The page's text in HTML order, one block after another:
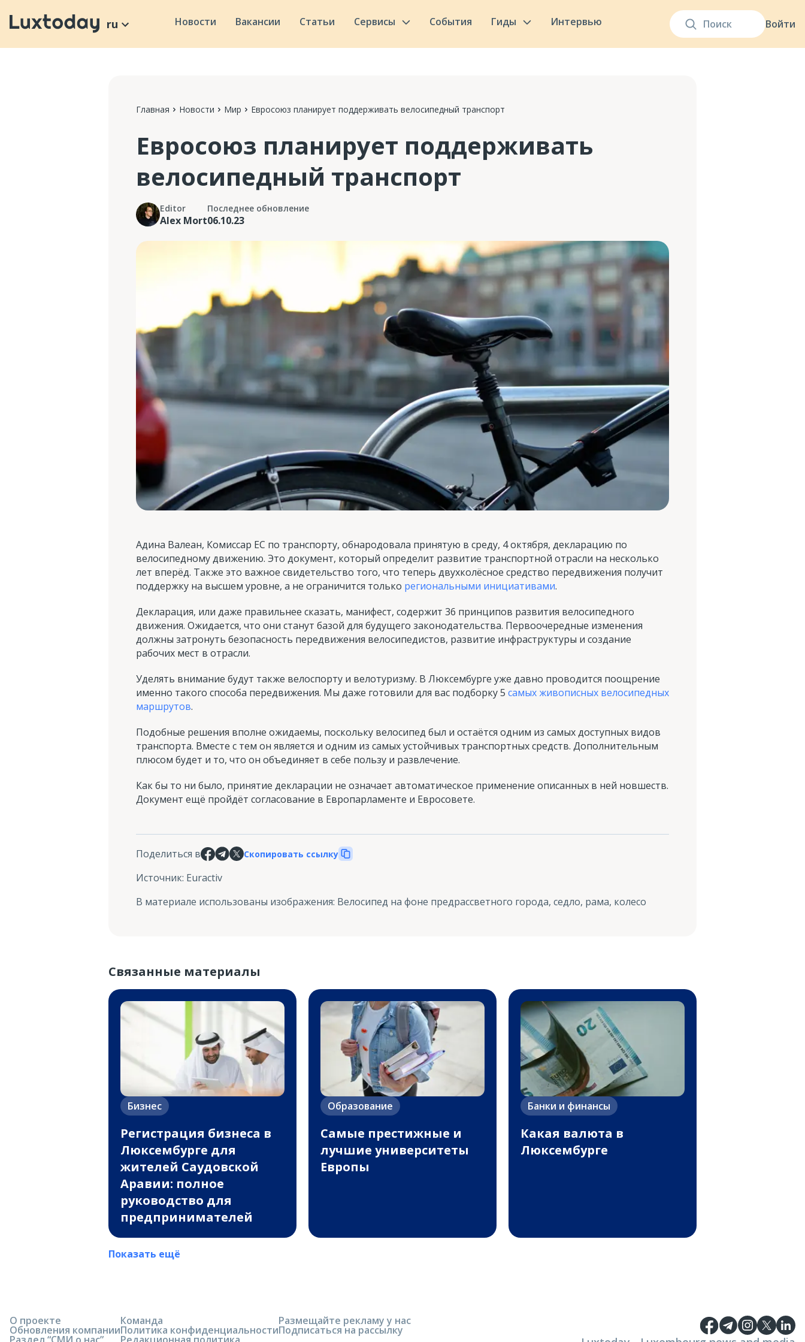
Войти
ru Новости Вакансии Статьи Сервисы События Гиды Интервью
Главная Новости Мир Евросоюз планирует поддерживать велосипедный транспорт
Евросоюз планирует поддерживать
велосипедный транспорт
Editor
Alex Mort
Последнее обновление
06.10.23
Адина Валеан, Комиссар ЕС по транспорту, обнародовала принятую в среду, 4 октября, декларацию по
велосипедному движению. Это документ, который определит развитие транспортной отрасли на несколько
лет вперёд. Также это важное свидетельство того, что теперь двухколёсное средство передвижения получит
поддержку на высшем уровне, а не ограничится только региональными инициативами.
Декларация, или даже правильнее сказать, манифест, содержит 36 принципов развития велосипедного
движения. Ожидается, что они станут базой для будущего законодательства. Первоочередные изменения
должны затронуть безопасность передвижения велосипедистов, развитие инфраструктуры и создание
рабочих мест в отрасли.
Уделять внимание будут также велоспорту и велотуризму. В Люксембурге уже давно проводится поощрение
именно такого способа передвижения. Мы даже готовили для вас подборку 5 самых живописных велосипедных
маршрутов.
Подобные решения вполне ожидаемы, поскольку велосипед был и остаётся одним из самых доступных видов
транспорта. Вместе с тем он является и одним из самых устойчивых транспортных средств. Дополнительным
плюсом будет и то, что он объединяет в себе пользу и развлечение.
Как бы то ни было, принятие декларации не означает автоматическое применение описанных в ней новшеств.
Документ ещё пройдёт согласование в Европарламенте и Евросовете.
Поделиться в Скопировать ссылку
Источник: Euractiv
В материале использованы изображения: Велосипед на фоне предрассветного города, седло, рама, колесо
Связанные материалы
Бизнес
Регистрация бизнеса в
Люксембурге для
жителей Саудовской
Аравии: полное
руководство для
предпринимателей
Образование
Самые престижные и
лучшие университеты
Европы
Банки и финансы
Какая валюта в
Люксембурге
Показать ещё
О проекте
Обновления компании
Команда
Политика конфиденциальности
Размещайте рекламу у нас
Подписаться на рассылку